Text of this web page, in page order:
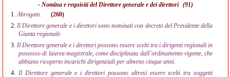
- Nomina e requisiti del Direttore generale e dei direttori (91)
1. Abrogato.
(260)
2.Il Direttore generale e i direttori sono nominati con decreto del Presidente della
Giunta regionale.
3. Il Direttore generale e i direttori possono essere scelti tra i dirigenti regionali in
possesso di laurea magistrale, come disciplinata dall’ordinamento vigente, che
abbiano ricoperto incarichi dirigenziali per almeno cinque anni.
4. Il Direttore generale e i direttori possono altresì essere scelti tra soggetti